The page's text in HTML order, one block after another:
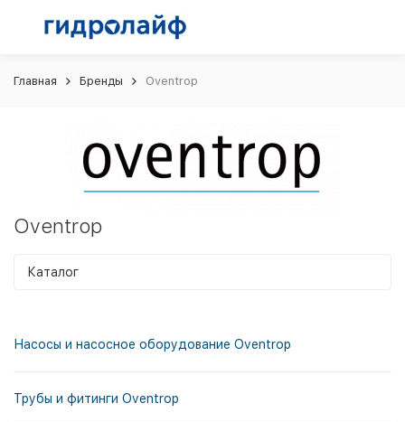
Главная Бренды Oventrop
Oventrop
Каталог
Насосы и насосное оборудование Oventrop
Трубы и фитинги Oventrop